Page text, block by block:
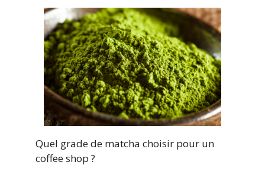
Quel grade de matcha choisir pour un
coffee shop ?